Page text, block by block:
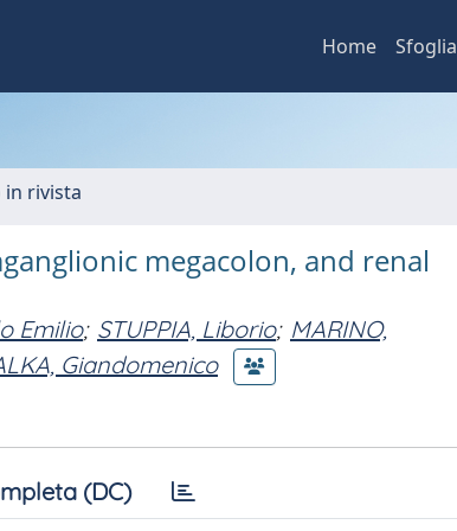
Home Sfoglia
in rivista
megacolon, and renal
Emilio; STUPPIA, Liborio; MARINO,
Giandomenico
(DC)